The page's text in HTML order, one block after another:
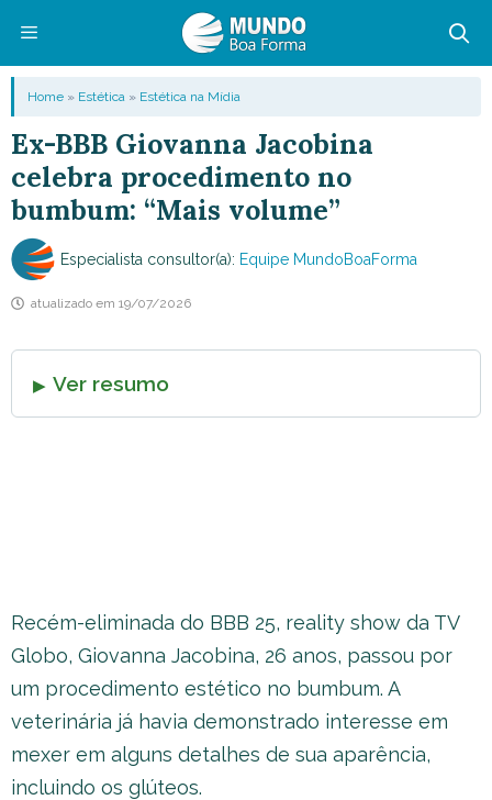
conteúdo
Menu
Home » Estética » Estética na Mídia
Ex-BBB Giovanna Jacobina
celebra procedimento no
bumbum: “Mais volume”
Especialista consultor(a): Equipe MundoBoaForma
atualizado em 19/07/2026
Ver resumo
Recém-eliminada do BBB 25, reality show da TV
Globo, Giovanna Jacobina, 26 anos, passou por
um procedimento estético no bumbum. A
veterinária já havia demonstrado interesse em
mexer em alguns detalhes de sua aparência,
incluindo os glúteos.